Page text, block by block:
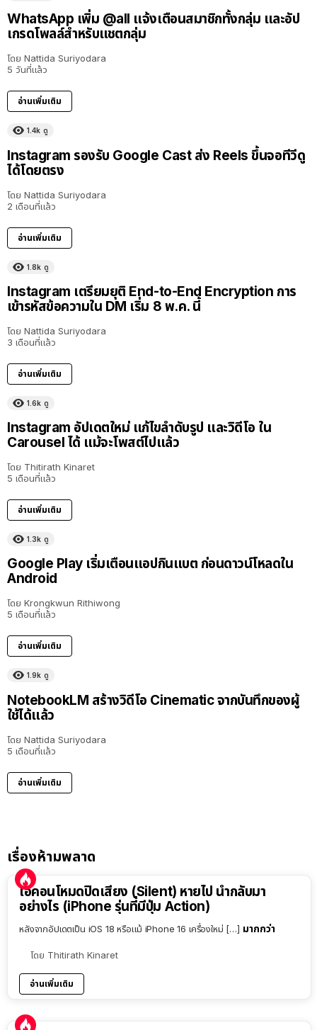
WhatsApp เพิ่ม @all แจ้งเตือนสมาชิกทั้งกลุ่ม และอัป
เกรดโพลล์สำหรับแชตกลุ่ม
โดย Nattida Suriyodara
5 วันที่แล้ว
อ่านเพิ่มเติม
1.4k ดู
Instagram รองรับ Google Cast ส่ง Reels ขึ้นจอทีวีดู
ได้โดยตรง
โดย Nattida Suriyodara
2 เดือนที่แล้ว
อ่านเพิ่มเติม
1.8k ดู
Instagram เตรียมยุติ End-to-End Encryption การ
เข้ารหัสข้อความใน DM เริ่ม 8 พ.ค. นี้
โดย Nattida Suriyodara
3 เดือนที่แล้ว
อ่านเพิ่มเติม
1.6k ดู
Instagram อัปเดตใหม่ แก้ไขลำดับรูป และวิดีโอ ใน
Carousel ได้ แม้จะโพสต์ไปแล้ว
โดย Thitirath Kinaret
5 เดือนที่แล้ว
อ่านเพิ่มเติม
1.3k ดู
Google Play เริ่มเตือนแอปกินแบต ก่อนดาวน์โหลดใน
Android
โดย Krongkwun Rithiwong
5 เดือนที่แล้ว
อ่านเพิ่มเติม
1.9k ดู
NotebookLM สร้างวิดีโอ Cinematic จากบันทึกของผู้
ใช้ได้แล้ว
โดย Nattida Suriyodara
5 เดือนที่แล้ว
อ่านเพิ่มเติม
เรื่องห้ามพลาด
ไอคอนโหมดปิดเสียง (Silent) หายไป นำกลับมา
อย่างไร (iPhone รุ่นที่มีปุ่ม Action)
หลังจากอัปเดตเป็น iOS 18 หรือแม้ iPhone 16 เครื่องใหม่ […] มากกว่า
โดย Thitirath Kinaret
อ่านเพิ่มเติม